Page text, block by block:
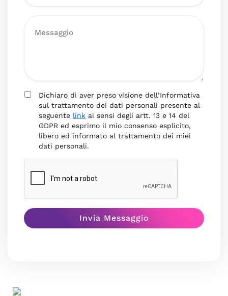
Dichiaro di aver preso visione dell’Informativa
sul trattamento dei dati personali presente al
seguente link ai sensi degli artt. 13 e 14 del
GDPR ed esprimo il mio consenso esplicito,
libero ed informato al trattamento dei miei
dati personali.